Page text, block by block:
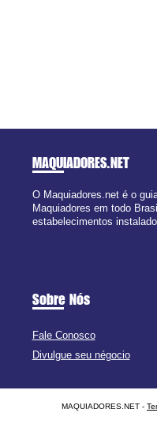
MAQUIADORES.NET
O Maquiadores.net é o
Maquiadores em todo
estabelecimentos
Sobre Nós
Fale Conosco
Divulgue seu négocio
MAQUIADORES.NET -